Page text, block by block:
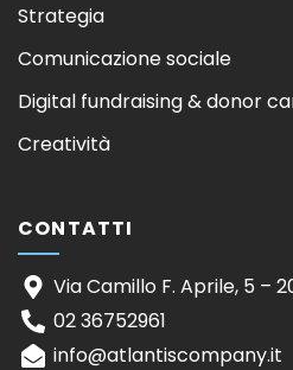
Strategia
Comunicazione sociale
Digital fundraising & donor
Creatività
CONTATTI
Via Camillo F. Aprile, 5 –
02 36752961
info@atlantiscompany.it